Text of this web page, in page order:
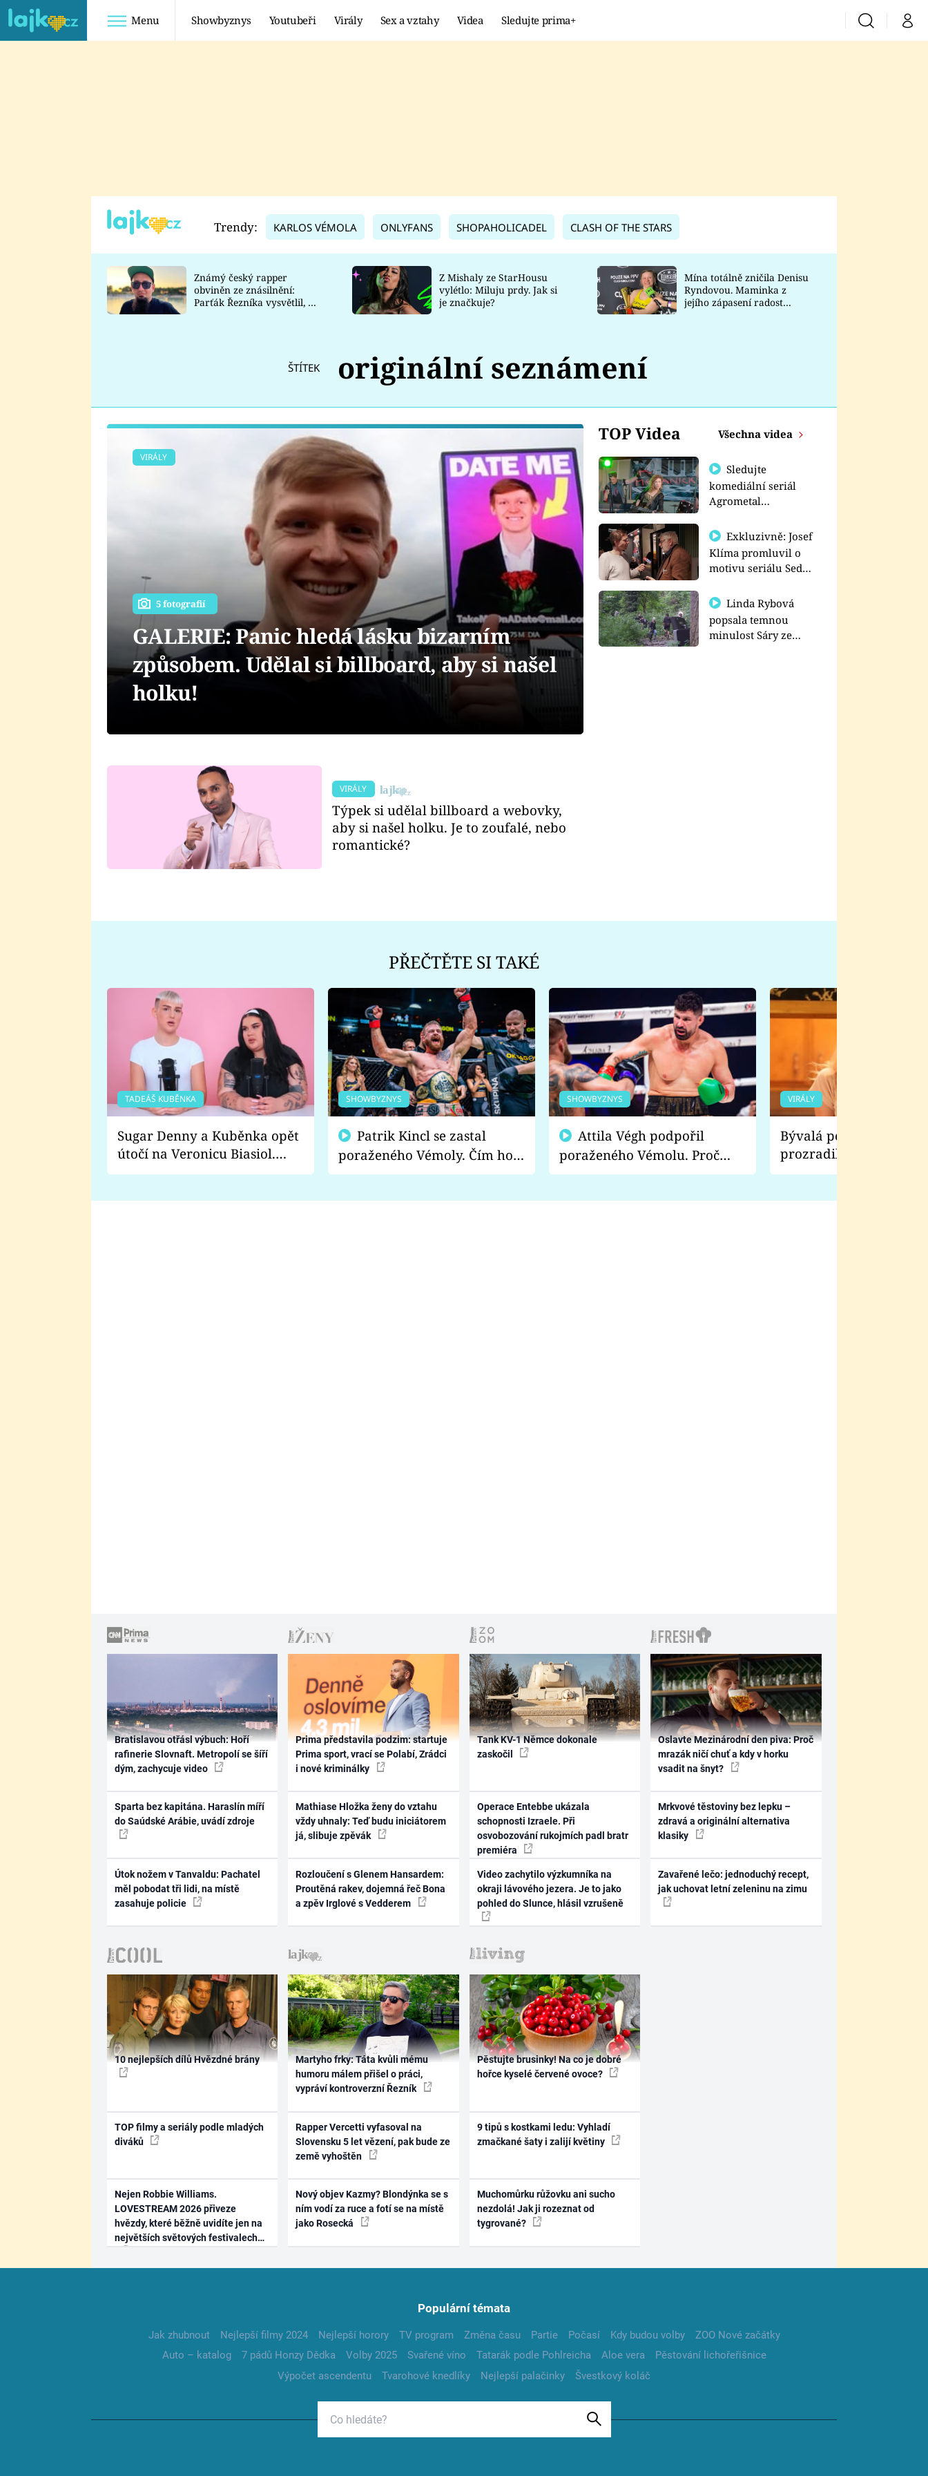
Menu Showbyznys Youtubeři Virály Sex a vztahy Videa Sledujte prima+ VyhledáváníMůj
TADEÁŠ KUBĚNKA
DATEL
Prima Lajk
Sledujte nás
Trendy: KARLOS VÉMOLA ONLYFANS SHOPAHOLICADEL CLASH OF THE STARS
Známý český rapper
obviněn ze znásilnění:
Parťák Řezníka vysvětlil, co
Z Mishaly ze StarHousu
vylétlo: Miluju prdy. Jak si
je značkuje?
Mína totálně zničila Denisu
Ryndovou. Maminka z
jejího zápasení radost
ŠTÍTEK originální seznámení
TOP Videa Všechna videa
Sledujte
komediální seriál
Agrometal
prima+
Exkluzivně: Josef
Klíma promluvil o
motivu seriálu Sedm
Linda Rybová
popsala temnou
minulost Sáry ze
VIRÁLY
5 fotografií
GALERIE: Panic hledá lásku bizarním
způsobem. Udělal si billboard, aby si našel
holku!
VIRÁLY
Týpek si udělal billboard a webovky,
aby si našel holku. Je to zoufalé, nebo
romantické?
PŘEČTĚTE SI TAKÉ
TADEÁŠ KUBĚNKA
Sugar Denny a Kuběnka opět
útočí na Veronicu Biasiol.
Proč je podle nich falešná a
SHOWBYZNYS
poraženého Vémoly. Čím ho
fanoušci naštvali?
SHOWBYZNYS
poraženého Vémolu. Proč
chce raději zápasit s ním než
VIRÁLY
Bývalá pornoherečka
prozradila, co ji
natáčení Euforie.
Bratislavou otřásl výbuch: Hoří
rafinerie Slovnaft. Metropolí se šíří
dým, zachycuje video
Sparta bez kapitána. Haraslín míří
do Saúdské Arábie, uvádí zdroje
Útok nožem v Tanvaldu: Pachatel
měl pobodat tři lidi, na místě
zasahuje policie
Prima představila podzim: startuje
Prima sport, vrací se Polabí, Zrádci
i nové kriminálky
Mathiase Hložka ženy do vztahu
vždy uhnaly: Teď budu iniciátorem
já, slibuje zpěvák
Rozloučení s Glenem Hansardem:
Proutěná rakev, dojemná řeč Bona
a zpěv Irglové s Vedderem
Tank KV-1 Němce dokonale
zaskočil
Operace Entebbe ukázala
schopnosti Izraele. Při
osvobozování rukojmích padl bratr
premiéra
Video zachytilo výzkumníka na
okraji lávového jezera. Je to jako
pohled do Slunce, hlásil vzrušeně
Oslavte Mezinárodní den piva: Proč
mrazák ničí chuť a kdy v horku
vsadit na šnyt?
Mrkvové těstoviny bez lepku –
zdravá a originální alternativa
klasiky
Zavařené lečo: jednoduchý recept,
jak uchovat letní zeleninu na zimu
10 nejlepších dílů Hvězdné brány
TOP filmy a seriály podle mladých
diváků
Nejen Robbie Williams.
LOVESTREAM 2026 přiveze
hvězdy, které běžně uvidíte jen na
největších světových festivalech
Martyho frky: Táta kvůli mému
humoru málem přišel o práci,
vypráví kontroverzní Řezník
Rapper Vercetti vyfasoval na
Slovensku 5 let vězení, pak bude ze
země vyhoštěn
Nový objev Kazmy? Blondýnka se s
ním vodí za ruce a fotí se na místě
jako Rosecká
Pěstujte brusinky! Na co je dobré
hořce kyselé červené ovoce?
9 tipů s kostkami ledu: Vyhladí
zmačkané šaty i zalijí květiny
Muchomůrku růžovku ani sucho
nezdolá! Jak ji rozeznat od
tygrované?
Populární témata
Jak zhubnout Nejlepší filmy 2024 Nejlepší horory TV program Změna času Partie Počasí Kdy budou volby
ZOO Nové začátky
Auto – katalog
7 pádů Honzy Dědka Volby 2025 Svařené víno Tatarák podle Pohlreicha Aloe vera
Pěstování lichořeřišnice
Výpočet ascendentu
Tvarohové knedlíky Nejlepší palačinky Švestkový koláč